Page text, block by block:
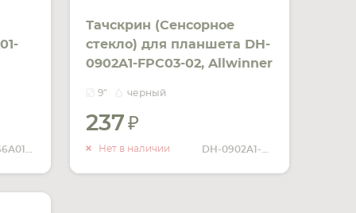
Тачскрин (Сенсорное
стекло) для планшета DH-
0902A1-FPC03-02, Allwinner
9042, China Tab 9, Ployer
MOMO9, Freelander
9" черный
237
Нет в наличии
О НАЛИЧИИ